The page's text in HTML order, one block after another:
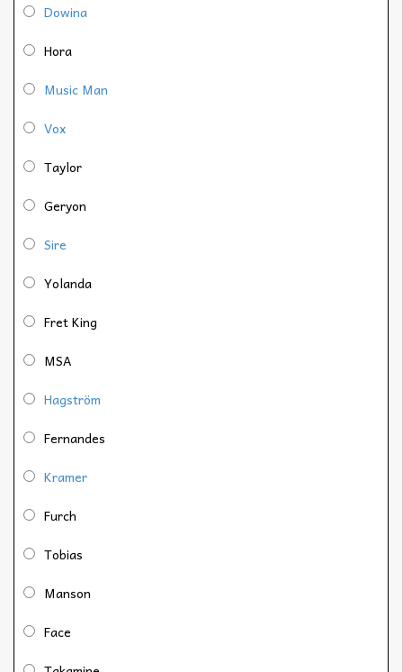
Dowina
Hora
Music Man
Vox
Taylor
Geryon
Sire
Yolanda
Fret King
MSA
Hagström
Fernandes
Kramer
Furch
Tobias
Manson
Face